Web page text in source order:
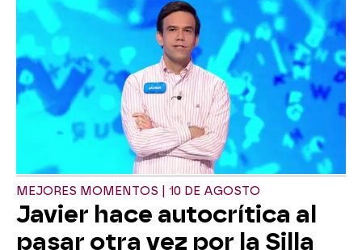
MEJORES MOMENTOS | 10 DE AGOSTO
Javier hace autocrítica al
pasar otra vez por la Silla